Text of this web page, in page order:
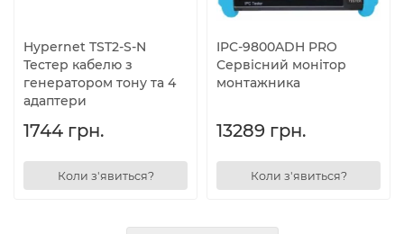
Hypernet TST2-S-N
Тестер кабелю з
генератором тону та 4
адаптери
1744 грн.
Коли з'явиться?
IPC-9800ADH PRO
Сервісний монітор
монтажника
13289 грн.
Коли з'явиться?